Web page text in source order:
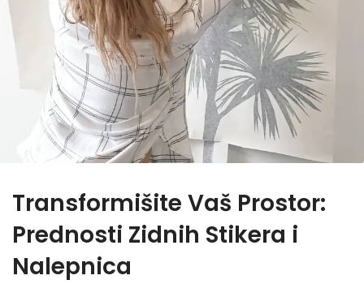
Transformišite Vaš Prostor:
Prednosti Zidnih Stikera i
Nalepnica